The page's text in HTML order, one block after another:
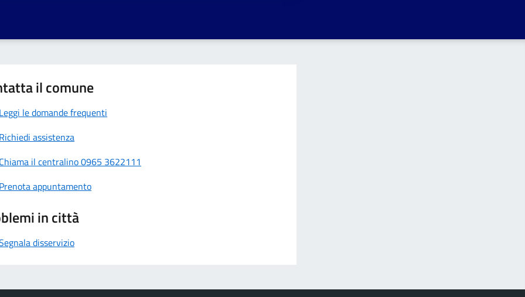
il comune
Leggi le domande frequenti
Richiedi assistenza
Chiama il centralino 0965 3622111
Prenota appuntamento
in città
disservizio